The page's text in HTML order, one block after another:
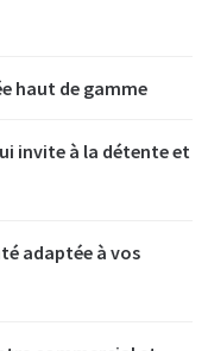
haut de gamme
invite à la détente et
adaptée à vos